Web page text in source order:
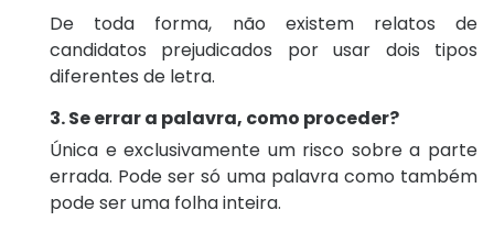
De toda forma, não existem relatos de
candidatos prejudicados por usar dois tipos
diferentes de letra.
3. Se errar a palavra, como proceder?
Única e exclusivamente um risco sobre a parte
errada. Pode ser só uma palavra como também
pode ser uma folha inteira.